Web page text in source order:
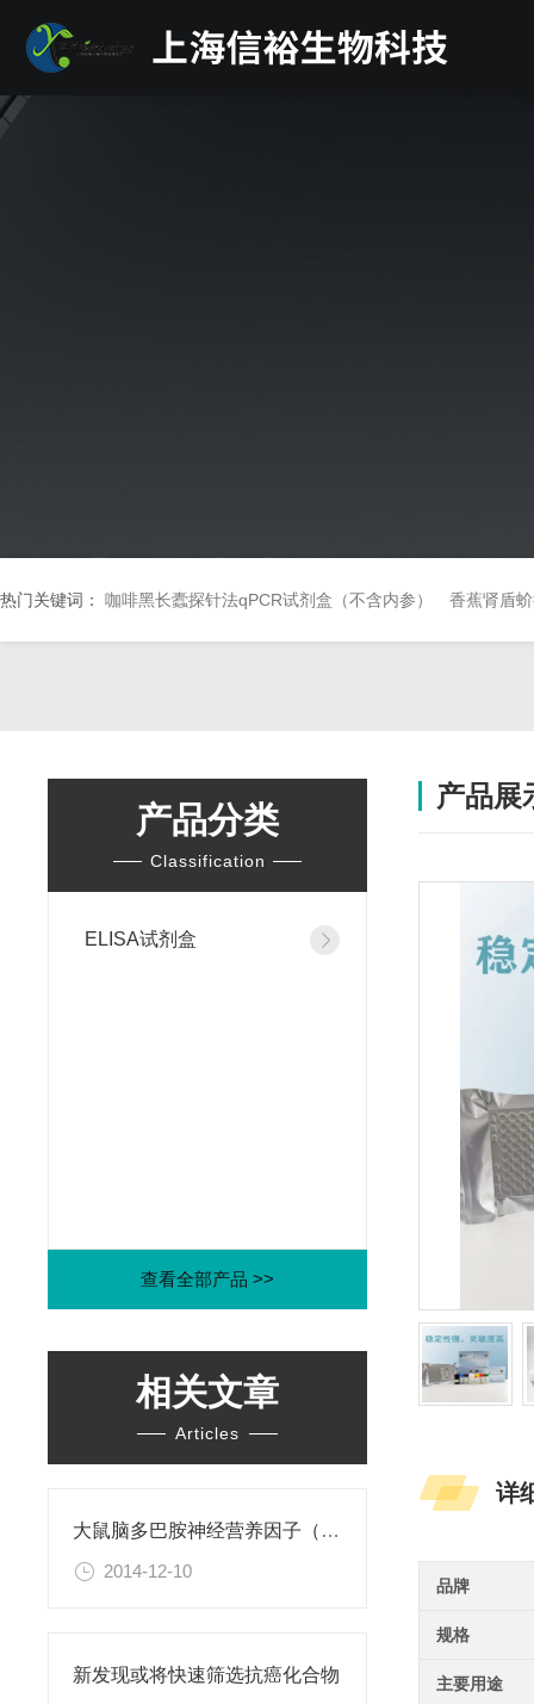
热门关键词： 咖啡黑长蠹探针法qPCR试剂盒（不含内参） 香蕉肾盾
产品分类
Classification
ELISA试剂盒
查看全部产品 >>
相关文章
Articles
大鼠脑多巴胺神经营养因子（CDNF）ELISA试剂盒
2014-12-10
新发现或将快速筛选抗癌化合物
产品展
详
品牌
规格
主要用途